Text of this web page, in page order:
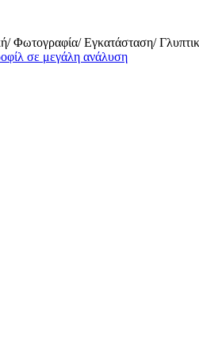
Φωτογραφία/ Εγκατάσταση/
σε μεγάλη ανάλυση